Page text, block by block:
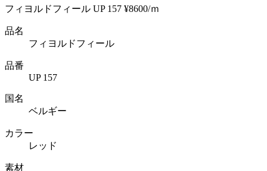
フィヨルドフィール UP 157 ¥8600/ｍ
品名
フィヨルドフィール
品番
UP 157
国名
ベルギー
カラー
レッド
素材